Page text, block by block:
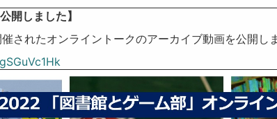
開しました】
されたオンライントークのアーカイブ動画を公開し